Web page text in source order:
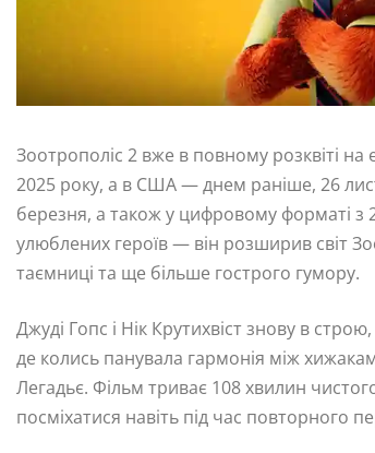
Зоотрополіс 2 вже в повному розквіті на
2025 року, а в США — днем раніше, 26
березня, а також у цифровому форматі з
улюблених героїв — він розширив світ
таємниці та ще більше гострого гумору.
Джуді Гопс і Нік Крутихвіст знову в
де колись панувала гармонія між
Легадьє. Фільм триває 108 хвилин
посміхатися навіть під час повторного